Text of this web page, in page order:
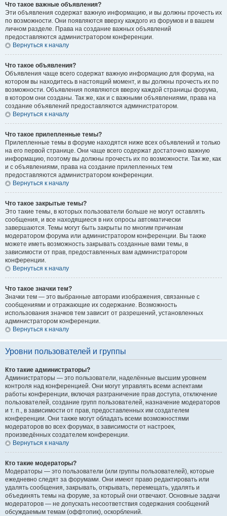
Что такое важные объявления?
Эти объявления содержат важную информацию, и вы должны прочесть их
по возможности. Они появляются вверху каждого из форумов и в вашем
личном разделе. Права на создание важных объявлений
предоставляются администратором конференции.
Вернуться к началу
Что такое объявления?
Объявления чаще всего содержат важную информацию для форума, на
котором вы находитесь в настоящий момент, и вы должны прочесть их по
возможности. Объявления появляются вверху каждой страницы форума,
в котором они созданы. Так же, как и с важными объявлениями, права на
создание объявлений предоставляются администратором.
Вернуться к началу
Что такое прилепленные темы?
Прилепленные темы в форуме находятся ниже всех объявлений и только
на его первой странице. Они чаще всего содержат достаточно важную
информацию, поэтому вы должны прочесть их по возможности. Так же, как
и с объявлениями, права на создание прилепленных тем
предоставляются администратором конференции.
Вернуться к началу
Что такое закрытые темы?
Это такие темы, в которых пользователи больше не могут оставлять
сообщения, и все находящиеся в них опросы автоматически
завершаются. Темы могут быть закрыты по многим причинам
модератором форума или администратором конференции. Вы также
можете иметь возможность закрывать созданные вами темы, в
зависимости от прав, предоставленных вам администратором
конференции.
Вернуться к началу
Что такое значки тем?
Значки тем — это выбранные авторами изображения, связанные с
сообщениями и отражающие их содержание. Возможность
использования значков тем зависит от разрешений, установленных
администратором конференции.
Вернуться к началу
Уровни пользователей и группы
Кто такие администраторы?
Администраторы — это пользователи, наделённые высшим уровнем
контроля над конференцией. Они могут управлять всеми аспектами
работы конференции, включая разграничение прав доступа, отключение
пользователей, создание групп пользователей, назначение модераторов
и т. п., в зависимости от прав, предоставленных им создателем
конференции. Они также могут обладать всеми возможностями
модераторов во всех форумах, в зависимости от настроек,
произведённых создателем конференции.
Вернуться к началу
Кто такие модераторы?
Модераторы — это пользователи (или группы пользователей), которые
ежедневно следят за форумами. Они имеют право редактировать или
удалять сообщения, закрывать, открывать, перемещать, удалять и
объединять темы на форуме, за который они отвечают. Основные задачи
модераторов — не допускать несоответствия содержания сообщений
обсуждаемым темам (оффтопик), оскорблений.